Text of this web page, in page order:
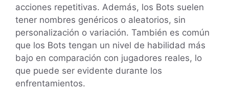
acciones repetitivas. Además, los Bots suelen
tener nombres genéricos o aleatorios, sin
personalización o variación. También es común
que los Bots tengan un nivel de habilidad más
bajo en comparación con jugadores reales, lo
que puede ser evidente durante los
enfrentamientos.